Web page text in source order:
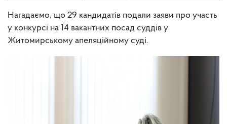
Нагадаємо, що 29 кандидатів подали заяви про участь
у конкурсі на 14 вакантних посад суддів у
Житомирському апеляційному суді.